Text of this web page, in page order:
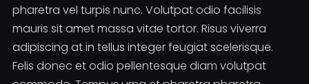
pharetra vel turpis nunc. Volutpat odio facilisis
mauris sit amet massa vitae tortor. Risus viverra
adipiscing at in tellus integer feugiat scelerisque.
Felis donec et odio pellentesque diam volutpat